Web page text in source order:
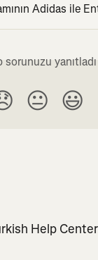
Adidas ile
sorunuzu yanıtladı
😐 😃